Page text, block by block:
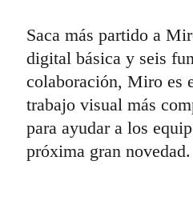
Saca más partido a
digital básica y seis
colaboración, Miro es
trabajo visual más
para ayudar a los
próxima gran novedad.